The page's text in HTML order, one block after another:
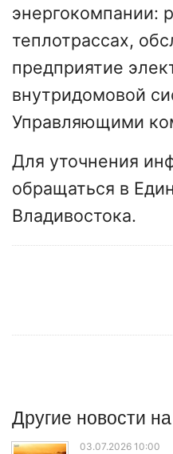
энергокомпании:
теплотрассах,
предприятие
внутридомовой
Управляющими
Для уточнения
обращаться в
Владивостока.
Другие новости
03.07.2026 10:00